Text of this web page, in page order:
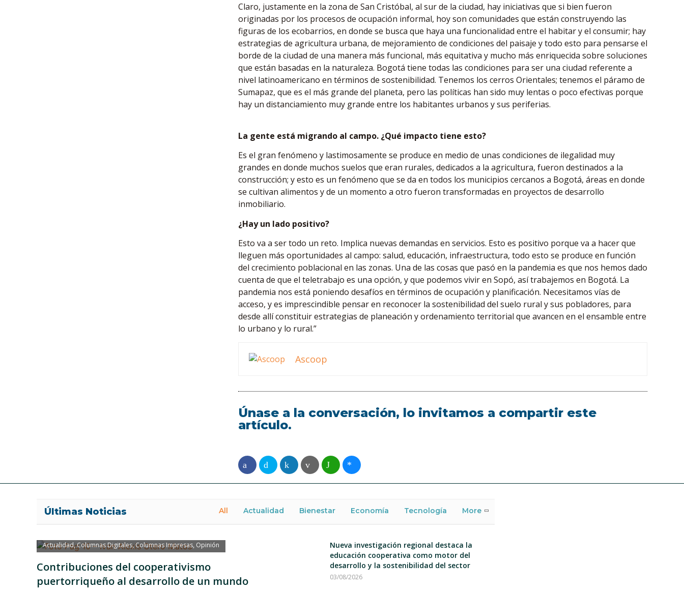
Claro, justamente en la zona de San Cristóbal, al sur de la ciudad, hay iniciativas que si bien fueron
originadas por los procesos de ocupación informal, hoy son comunidades que están construyendo las
figuras de los ecobarrios, en donde se busca que haya una funcionalidad entre el habitar y el consumir; hay
estrategias de agricultura urbana, de mejoramiento de condiciones del paisaje y todo esto para pensarse el
borde de la ciudad de una manera más funcional, más equitativa y mucho más enriquecida sobre soluciones
que están basadas en la naturaleza. Bogotá tiene todas las condiciones para ser una ciudad referente a
nivel latinoamericano en términos de sostenibilidad. Tenemos los cerros Orientales; tenemos el páramo de
Sumapaz, que es el más grande del planeta, pero las políticas han sido muy lentas o poco efectivas porque
hay un distanciamiento muy grande entre los habitantes urbanos y sus periferias.
La gente está migrando al campo. ¿Qué impacto tiene esto?
Es el gran fenómeno y lastimosamente se produce en medio de unas condiciones de ilegalidad muy
grandes en donde muchos suelos que eran rurales, dedicados a la agricultura, fueron destinados a la
construcción; y esto es un fenómeno que se da en todos los municipios cercanos a Bogotá, áreas en donde
se cultivan alimentos y de un momento a otro fueron transformadas en proyectos de desarrollo
inmobiliario.
¿Hay un lado positivo?
Esto va a ser todo un reto. Implica nuevas demandas en servicios. Esto es positivo porque va a hacer que
lleguen más oportunidades al campo: salud, educación, infraestructura, todo esto se produce en función
del crecimiento poblacional en las zonas. Una de las cosas que pasó en la pandemia es que nos hemos dado
cuenta de que el teletrabajo es una opción, y que podemos vivir en Sopó, así trabajemos en Bogotá. La
pandemia nos está poniendo desafíos en términos de ocupación y planificación. Necesitamos vías de
acceso, y es imprescindible pensar en reconocer la sostenibilidad del suelo rural y sus pobladores, para
desde allí constituir estrategias de planeación y ordenamiento territorial que avancen en el ensamble entre
lo urbano y lo rural.”
Ascoop
Únase a la conversación, lo invitamos a compartir este
artículo.
Últimas Noticias All Actualidad Bienestar Economía Tecnología More
Actualidad,Columnas Digitales,Columnas Impresas Opinión
Contribuciones del cooperativismo
puertorriqueño al desarrollo de un mundo
Nueva investigación regional destaca la
educación cooperativa como motor del
desarrollo y la sostenibilidad del sector
03/08/2026